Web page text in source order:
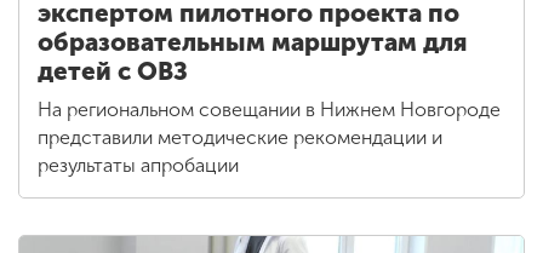
Мининский университет выступил
экспертом пилотного проекта по
образовательным маршрутам для
детей с ОВЗ
На региональном совещании в Нижнем Новгороде
представили методические рекомендации и